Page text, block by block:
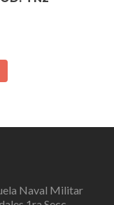
Naval Militar